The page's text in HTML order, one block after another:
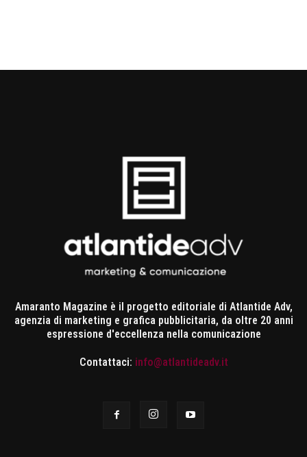
Amaranto Magazine è il progetto editoriale di Atlantide Adv,
agenzia di marketing e grafica pubblicitaria, da oltre 20 anni
espressione d'eccellenza nella comunicazione
Contattaci: info@atlantideadv.it